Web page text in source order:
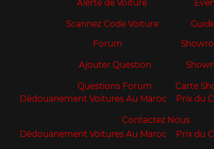
Alerte de Voiture
Scannez Code Voiture
Forum
Ajouter Question
Questions Forum
Carte
Dédouanement Voitures Au Maroc
Prix du
Contactez Nous
Dédouanement Voitures Au Maroc
Prix du